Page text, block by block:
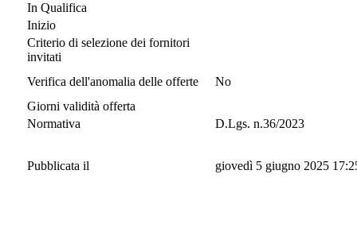
In Qualifica
Inizio
Criterio di selezione dei fornitori
invitati
Verifica dell'anomalia delle offerte
No
Giorni validità offerta
Normativa
D.Lgs. n.36/2023
Pubblicata il giovedì 5 giugno 2025